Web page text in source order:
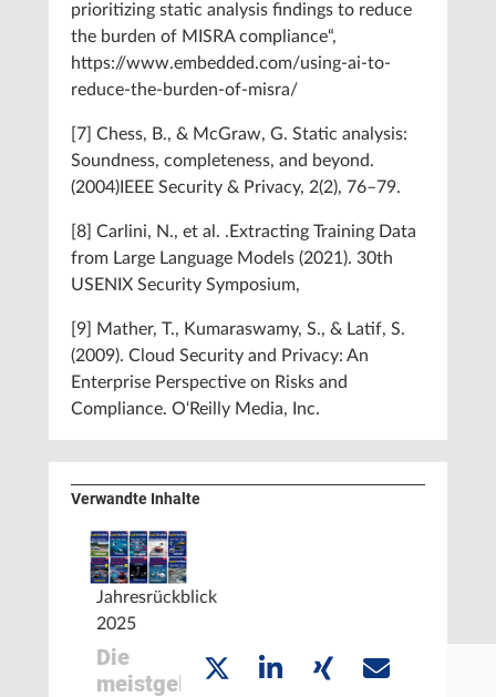
prioritizing static analysis findings to reduce
the burden of MISRA compliance“,
https://www.embedded.com/using-ai-to-
reduce-the-burden-of-misra/
[7] Chess, B., & McGraw, G. Static analysis:
Soundness, completeness, and beyond.
(2004)IEEE Security & Privacy, 2(2), 76–79.
[8] Carlini, N., et al. .Extracting Training Data
from Large Language Models (2021). 30th
USENIX Security Symposium,
[9] Mather, T., Kumaraswamy, S., & Latif, S.
(2009). Cloud Security and Privacy: An
Enterprise Perspective on Risks and
Compliance. O‘Reilly Media, Inc.
Verwandte Inhalte
Jahresrückblick
2025
Die
meistgelesenen